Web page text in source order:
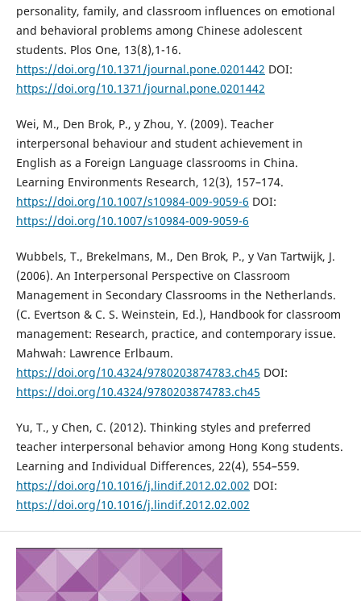
personality, family, and classroom influences on emotional
and behavioral problems among Chinese adolescent
students. Plos One, 13(8),1-16.
https://doi.org/10.1371/journal.pone.0201442 DOI:
https://doi.org/10.1371/journal.pone.0201442
Wei, M., Den Brok, P., y Zhou, Y. (2009). Teacher
interpersonal behaviour and student achievement in
English as a Foreign Language classrooms in China.
Learning Environments Research, 12(3), 157–174.
https://doi.org/10.1007/s10984-009-9059-6 DOI:
https://doi.org/10.1007/s10984-009-9059-6
Wubbels, T., Brekelmans, M., Den Brok, P., y Van Tartwijk, J.
(2006). An Interpersonal Perspective on Classroom
Management in Secondary Classrooms in the Netherlands.
(C. Evertson & C. S. Weinstein, Ed.), Handbook for classroom
management: Research, practice, and contemporary issue.
Mahwah: Lawrence Erlbaum.
https://doi.org/10.4324/9780203874783.ch45 DOI:
https://doi.org/10.4324/9780203874783.ch45
Yu, T., y Chen, C. (2012). Thinking styles and preferred
teacher interpersonal behavior among Hong Kong students.
Learning and Individual Differences, 22(4), 554–559.
https://doi.org/10.1016/j.lindif.2012.02.002 DOI:
https://doi.org/10.1016/j.lindif.2012.02.002